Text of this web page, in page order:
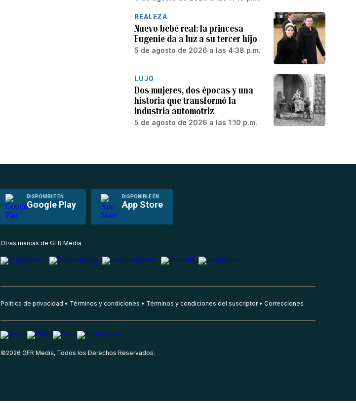
REALEZA
Nuevo bebé real: la princesa
Eugenie da a luz a su tercer hijo
5 de agosto de 2026 a las 4:38 p.m.
LUJO
Dos mujeres, dos épocas y una
historia que transformó la
industria automotriz
5 de agosto de 2026 a las 1:10 p.m.
DISPONIBLE EN
Google Play
DISPONIBLE EN
App Store
Otras marcas de GFR Media
Política de privacidad Términos y condiciones Términos y condiciones del suscriptor Correcciones
©2026 GFR Media, Todos los Derechos Reservados.